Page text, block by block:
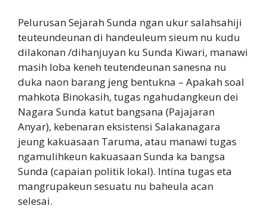
Pelurusan Sejarah Sunda ngan ukur salahsahiji
teuteundeunan di handeuleum sieum nu kudu
dilakonan /dihanjuyan ku Sunda Kiwari, manawi
masih loba keneh teutendeunan sanesna nu
duka naon barang jeng bentukna – Apakah soal
mahkota Binokasih, tugas ngahudangkeun dei
Nagara Sunda katut bangsana (Pajajaran
Anyar), kebenaran eksistensi Salakanagara
jeung kakuasaan Taruma, atau manawi tugas
ngamulihkeun kakuasaan Sunda ka bangsa
Sunda (capaian politik lokal). Intina tugas eta
mangrupakeun sesuatu nu baheula acan
selesai.